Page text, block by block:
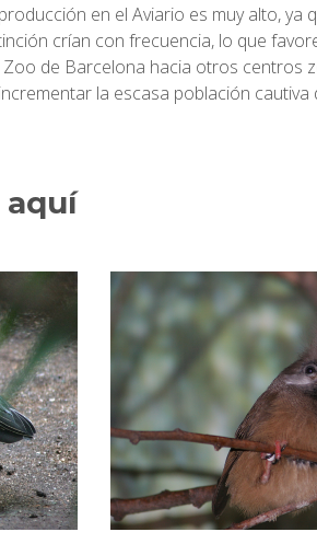
en el Aviario es muy alto, ya
crían con frecuencia, lo que
Zoo de Barcelona hacia otros centros
la escasa población cautiva